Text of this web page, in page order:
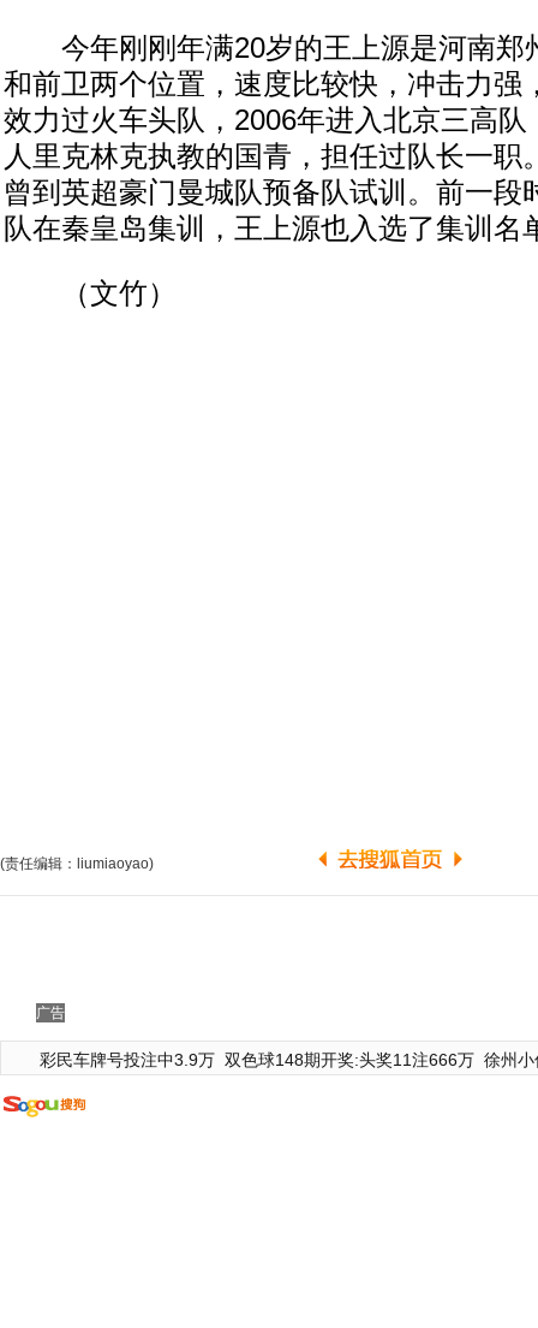
今年刚刚年满20岁的王上源是河南郑
和前卫两个位置，速度比较快，冲击力强
效力过火车头队，2006年进入北京三高队
人里克林克执教的国青，担任过队长一职
曾到英超豪门曼城队预备队试训。前一段
队在秦皇岛集训，王上源也入选了集训名
（文竹）
(责任编辑：liumiaoyao)
广告
彩民车牌号投注中3.9万 双色球148期开奖:头奖11注666万 徐州